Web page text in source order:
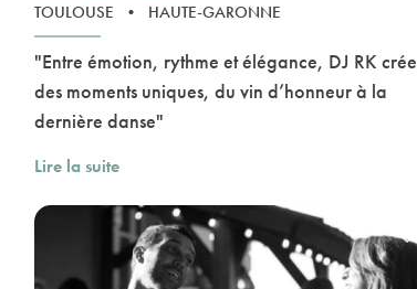
TOULOUSE • HAUTE-GARONNE
"Entre émotion, rythme et élégance, DJ RK crée
des moments uniques, du vin d’honneur à la
dernière danse"
Lire la suite